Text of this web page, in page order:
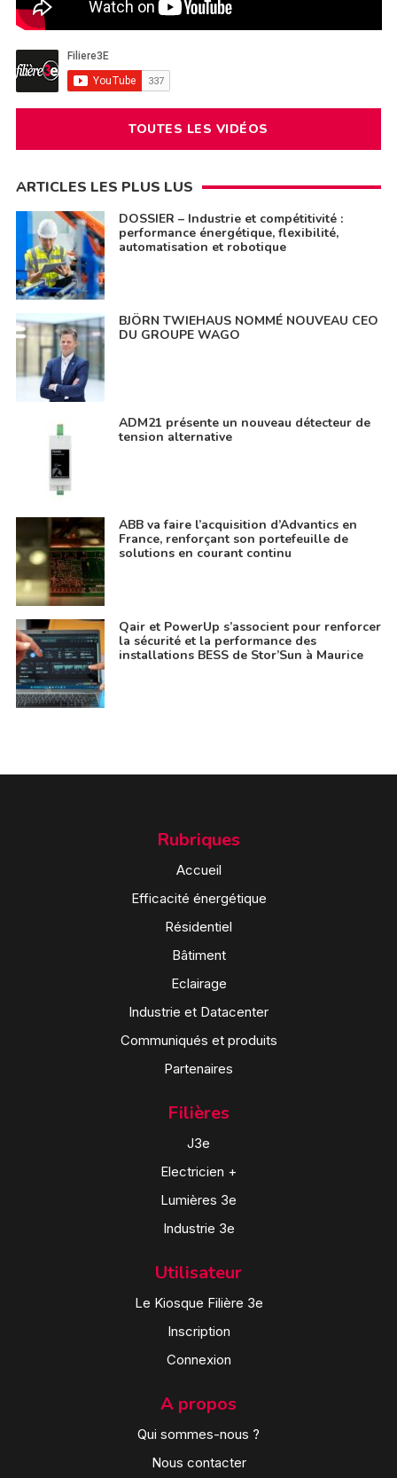
TOUTES LES VIDÉOS
ARTICLES LES PLUS LUS
DOSSIER – Industrie et compétitivité :
performance énergétique, flexibilité,
automatisation et robotique
BJÖRN TWIEHAUS NOMMÉ NOUVEAU CEO
DU GROUPE WAGO
ADM21 présente un nouveau détecteur de
tension alternative
ABB va faire l’acquisition d’Advantics en
France, renforçant son portefeuille de
solutions en courant continu
Qair et PowerUp s’associent pour renforcer
la sécurité et la performance des
installations BESS de Stor’Sun à Maurice
Rubriques
Accueil
Efficacité énergétique
Résidentiel
Bâtiment
Eclairage
Industrie et Datacenter
Communiqués et produits
Partenaires
Filières
J3e
Electricien +
Lumières 3e
Industrie 3e
Utilisateur
Le Kiosque Filière 3e
Inscription
Connexion
A propos
Qui sommes-nous ?
Nous contacter